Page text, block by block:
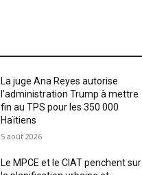
La juge Ana Reyes autorise
l’administration Trump à mettre
fin au TPS pour les 350 000
Haïtiens
5 août 2026
Le MPCE et le CIAT penchent sur